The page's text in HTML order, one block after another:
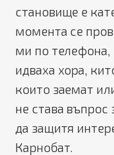
становище е
момента се
ми по
идваха хора,
които заемат
не става
да защитя
Карнобат.